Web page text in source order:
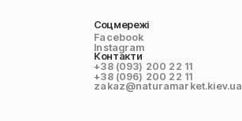
Соцмережі
Facebook
Instagram
Контакти
+38 (093) 200 22 11
+38 (096) 200 22 11
zakaz@naturamarket.kiev.ua